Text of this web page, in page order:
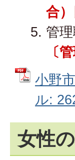
合）
管
〔
小野
ル:
女性